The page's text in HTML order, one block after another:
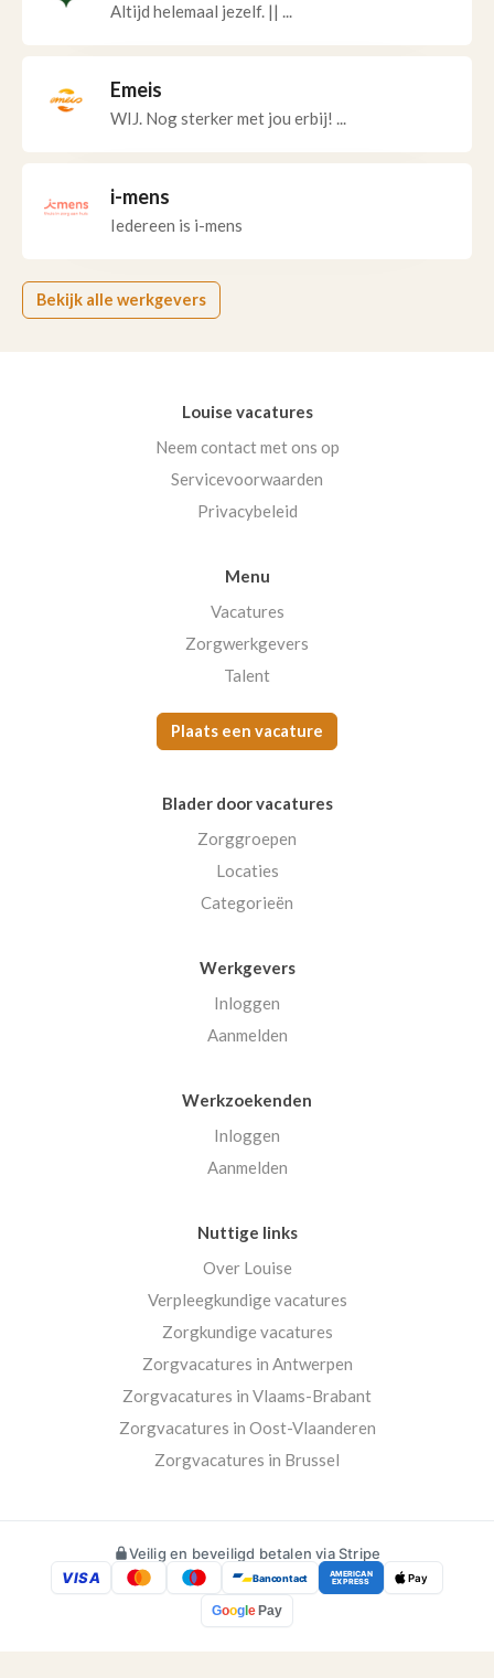
Altijd helemaal jezelf. || ...
Emeis
WIJ. Nog sterker met jou erbij! ...
i-mens
Iedereen is i-mens
Bekijk alle werkgevers
Louise vacatures
Neem contact met ons op
Servicevoorwaarden
Privacybeleid
Menu
Vacatures
Zorgwerkgevers
Talent
Plaats een vacature
Blader door vacatures
Zorggroepen
Locaties
Categorieën
Werkgevers
Inloggen
Aanmelden
Werkzoekenden
Inloggen
Aanmelden
Nuttige links
Over Louise
Verpleegkundige vacatures
Zorgkundige vacatures
Zorgvacatures in Antwerpen
Zorgvacatures in Vlaams-Brabant
Zorgvacatures in Oost-Vlaanderen
Zorgvacatures in Brussel
Veilig en beveiligd betalen via Stripe
VISA
Bancontact AMERICAN
EXPRESS Pay
Googl e Pay